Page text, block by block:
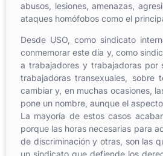
abusos, lesiones, amenazas,
ataques homófobos como el
Desde USO, como sindicato
conmemorar este día y, como
a trabajadores y trabajadoras por
trabajadoras transexuales,
cambiar y, en muchas ocasiones,
pone un nombre, aunque el
La mayoría de estos casos
porque las horas necesarias para
de discriminación y otras, son las